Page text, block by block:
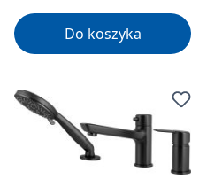
Do koszyka